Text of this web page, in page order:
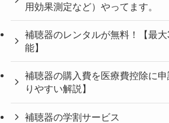
用効果測定など）やってます。
補聴器のレンタルが無料！【最
能】
補聴器の購入費を医療費控除に
りやすい解説】
補聴器の学割サービス